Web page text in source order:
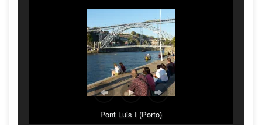
Pont Luis I (Porto)